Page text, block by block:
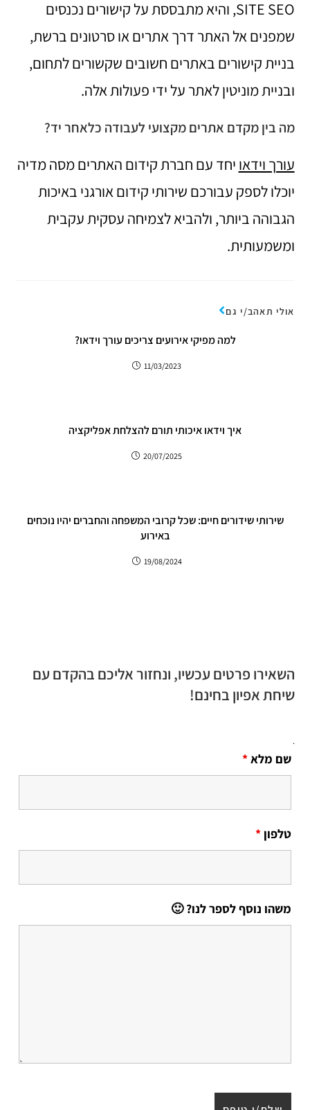
SITE SEO, והיא מתבססת על קישורים נכנסים
שמפנים אל האתר דרך אתרים או סרטונים ברשת,
בניית קישורים באתרים חשובים שקשורים לתחום,
ובניית מוניטין לאתר על ידי פעולות אלה.
מה בין מקדם אתרים מקצועי לעבודה כלאחר יד?
עורך וידאו יחד עם חברת קידום האתרים מסה מדיה
יוכלו לספק עבורכם שירותי קידום אורגני באיכות
הגבוהה ביותר, ולהביא לצמיחה עסקית עקבית
ומשמעותית.
אולי תאהב/י גם
למה מפיקי אירועים צריכים עורך וידאו?
11/03/2023
איך וידאו איכותי תורם להצלחת אפליקציה
20/07/2025
שירותי שידורים חיים: שכל קרובי המשפחה והחברים יהיו נוכחים
באירוע
19/08/2024
השאירו פרטים עכשיו, ונחזור אליכם בהקדם עם
שיחת אפיון בחינם!
.
שם מלא*
טלפון*
משהו נוסף לספר לנו? 🙂